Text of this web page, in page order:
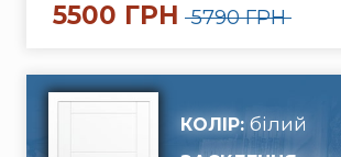
5500 ГРН 5790 ГРН
КОЛІР: білий